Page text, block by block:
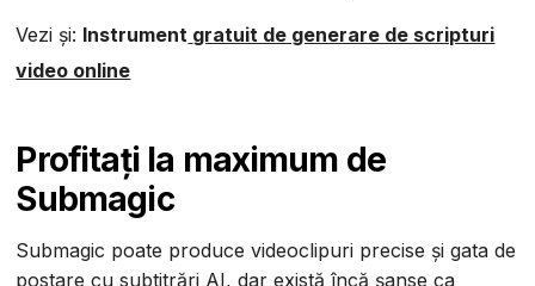
Vezi și: Instrument gratuit de generare de scripturi
video online
Profitați la maximum de
Submagic
Submagic poate produce videoclipuri precise și gata de
postare cu subtitrări AI, dar există încă șanse ca